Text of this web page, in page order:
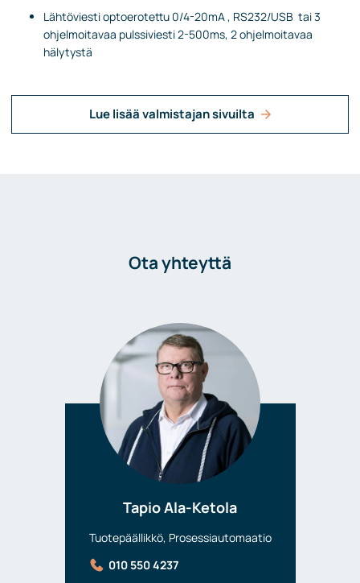
Lähtöviesti optoerotettu 0/4-20mA , RS232/USB tai 3
ohjelmoitavaa pulssiviesti 2-500ms, 2 ohjelmoitavaa
hälytystä
Lue lisää valmistajan sivuilta
Ota yhteyttä
Tapio Ala-Ketola
Tuotepäällikkö, Prosessiautomaatio
010 550 4237